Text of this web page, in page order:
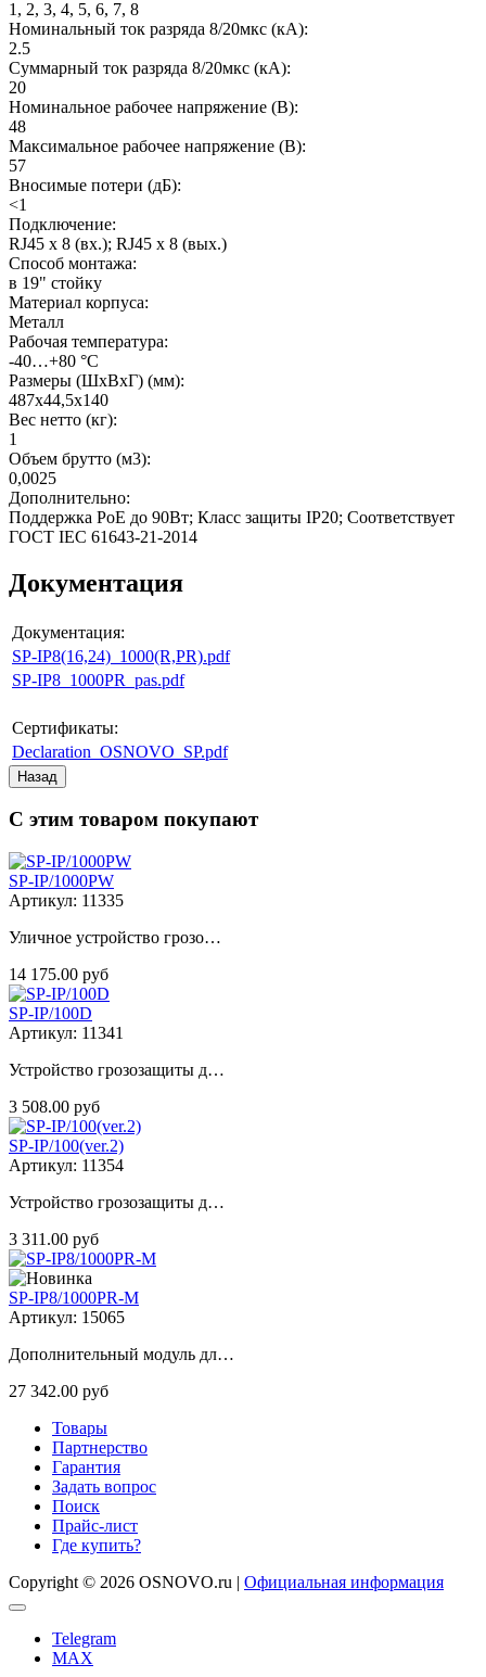
1, 2, 3, 4, 5, 6, 7, 8
Номинальный ток разряда 8/20мкс (кА):
2.5
Суммарный ток разряда 8/20мкс (кА):
20
Номинальное рабочее напряжение (В):
48
Максимальное рабочее напряжение (В):
57
Вносимые потери (дБ):
<1
Подключение:
RJ45 х 8 (вх.); RJ45 х 8 (вых.)
Способ монтажа:
в 19" стойку
Материал корпуса:
Металл
Рабочая температура:
-40…+80 °C
Размеры (ШхВхГ) (мм):
487x44,5x140
Вес нетто (кг):
1
Объем брутто (м3):
0,0025
Дополнительно:
Поддержка PoE до 90Вт; Класс защиты IP20; Соответствует
ГОСТ IEC 61643-21-2014
Документация
Документация:
SP-IP8(16,24)_1000(R,PR).pdf
SP-IP8_1000PR_pas.pdf
Сертификаты:
Declaration_OSNOVO_SP.pdf
С этим товаром покупают
SP-IP/1000PW
Артикул: 11335
Уличное устройство грозо…
14 175.00 руб
SP-IP/100D
Артикул: 11341
Устройство грозозащиты д…
3 508.00 руб
SP-IP/100(ver.2)
Артикул: 11354
Устройство грозозащиты д…
3 311.00 руб
SP-IP8/1000PR-M
Артикул: 15065
Дополнительный модуль дл…
27 342.00 руб
Товары
Партнерство
Гарантия
Задать вопрос
Поиск
Прайс-лист
Где купить?
Copyright © 2026 OSNOVO.ru | Официальная информация
Telegram
MAX